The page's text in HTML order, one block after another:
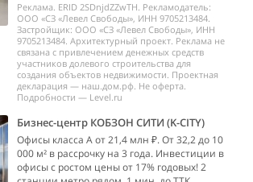
Реклама. ERID 2SDnjdZZwTH. Рекламодатель:
ООО «СЗ «Левел Свободы», ИНН 9705213484.
Застройщик: ООО «СЗ «Левел Свободы», ИНН
9705213484. Архитектурный проект. Реклама не
связана с привлечением денежных средств
участников долевого строительства для
создания объектов недвижимости. Проектная
декларация — наш.дом.рф. Не оферта.
Подробности — Level.ru
Бизнес-центр КОБЗОН СИТИ (K-CITY)
Офисы класса А от 21,4 млн ₽. От 32,2 до 10
000 м² в рассрочку на 3 года. Инвестиции в
офисы с ростом цены от 17% годовых! 2